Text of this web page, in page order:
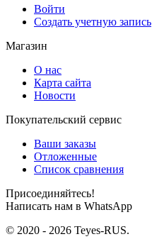
Войти
Создать учетную запись
Магазин
О нас
Карта сайта
Новости
Покупательский сервис
Ваши заказы
Отложенные
Список сравнения
Присоединяйтесь!
Написать нам в WhatsApp
© 2020 - 2026 Teyes-RUS.